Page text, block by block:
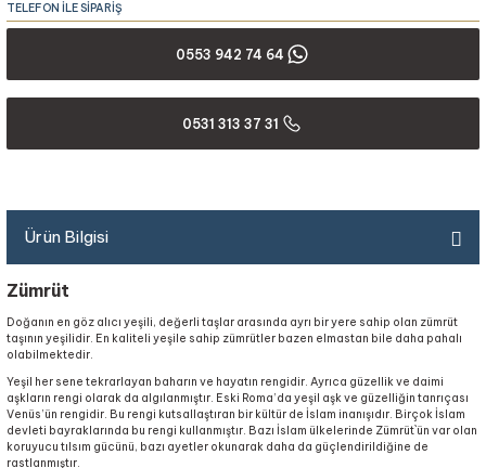
TELEFON İLE SİPARİŞ
0553 942 74 64
0531 313 37 31
Ürün Bilgisi
Zümrüt
Doğanın en göz alıcı yeşili, değerli taşlar arasında ayrı bir yere sahip olan zümrüt
taşının yeşilidir. En kaliteli yeşile sahip zümrütler bazen elmastan bile daha pahalı
olabilmektedir.
Yeşil her sene tekrarlayan baharın ve hayatın rengidir. Ayrıca güzellik ve daimi
aşkların rengi olarak da algılanmıştır. Eski Roma’da yeşil aşk ve güzelliğin tanrıçası
Venüs’ün rengidir. Bu rengi kutsallaştıran bir kültür de İslam inanışıdır. Birçok İslam
devleti bayraklarında bu rengi kullanmıştır. Bazı İslam ülkelerinde Zümrüt`ün var olan
koruyucu tılsım gücünü, bazı ayetler okunarak daha da güçlendirildiğine de
rastlanmıştır.